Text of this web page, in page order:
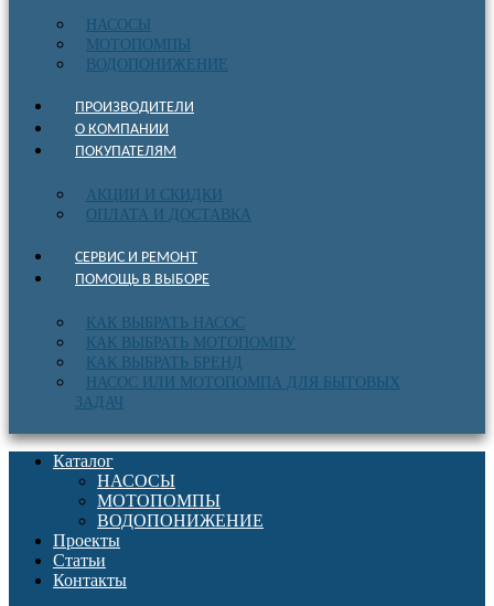
НАСОСЫ
МОТОПОМПЫ
ВОДОПОНИЖЕНИЕ
ПРОИЗВОДИТЕЛИ
О КОМПАНИИ
ПОКУПАТЕЛЯМ
АКЦИИ И СКИДКИ
ОПЛАТА И ДОСТАВКА
СЕРВИС И РЕМОНТ
ПОМОЩЬ В ВЫБОРЕ
КАК ВЫБРАТЬ НАСОС
КАК ВЫБРАТЬ МОТОПОМПУ
КАК ВЫБРАТЬ БРЕНД
НАСОС ИЛИ МОТОПОМПА ДЛЯ БЫТОВЫХ
ЗАДАЧ
Каталог
НАСОСЫ
МОТОПОМПЫ
ВОДОПОНИЖЕНИЕ
Проекты
Статьи
Контакты